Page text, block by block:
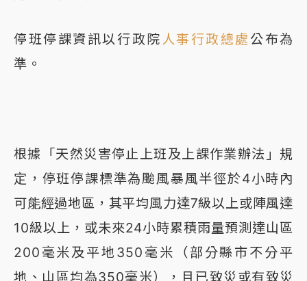
停班停課資訊以行政院 人事行政總處 公布為
準。
根據「天然災害停止上班及上課作業辦法」規
定，停班停課標準為颱風暴風半徑於4小時內
可能經過地區，其平均風力達7級以上或陣風達
10級以上，或未來24小時累積雨量預測達山區
200毫米及平地350毫米（部分縣市不分平
地、山區均為350毫米），且已致災或有致災